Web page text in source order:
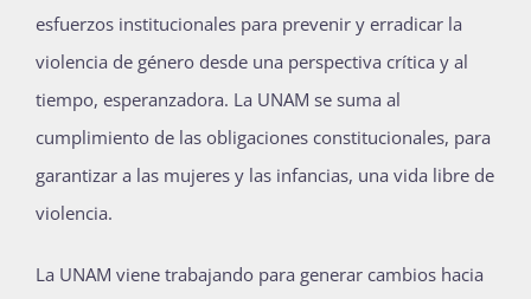
esfuerzos institucionales para prevenir y erradicar la
violencia de género desde una perspectiva crítica y al
tiempo, esperanzadora. La UNAM se suma al
cumplimiento de las obligaciones constitucionales, para
garantizar a las mujeres y las infancias, una vida libre de
violencia.
La UNAM viene trabajando para generar cambios hacia